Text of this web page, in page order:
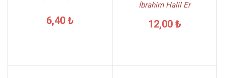
6,40 ₺
İbrahim Halil Er
12,00 ₺